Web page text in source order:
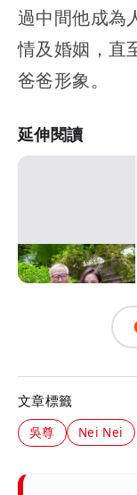
過中間他成為
情及婚姻，直
爸爸形象。
延伸閱讀
文章標籤
吳尊 Nei Nei